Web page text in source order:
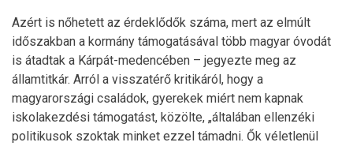
Azért is nőhetett az érdeklődők száma, mert az elmúlt
időszakban a kormány támogatásával több magyar óvodát
is átadtak a Kárpát-medencében – jegyezte meg az
államtitkár. Arról a visszatérő kritikáról, hogy a
magyarországi családok, gyerekek miért nem kapnak
iskolakezdési támogatást, közölte, „általában ellenzéki
politikusok szoktak minket ezzel támadni. Ők véletlenül